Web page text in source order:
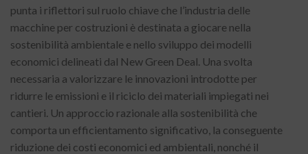
punta i riflettori sul ruolo chiave che l’industria delle
macchine per costruzioni è destinata a giocare nella
sostenibilità ambientale e nello sviluppo dei modelli
economici delineati dal New Green Deal. Una svolta
necessaria a valorizzare le innovazioni introdotte per
ridurre le emissioni e il riciclo dei materiali impiegati nei
cantieri. Un approccio razionale alla sostenibilità che
comporta un efficientamento significativo, la conseguente
riduzione dei costi economici ed ambientali, nonché il